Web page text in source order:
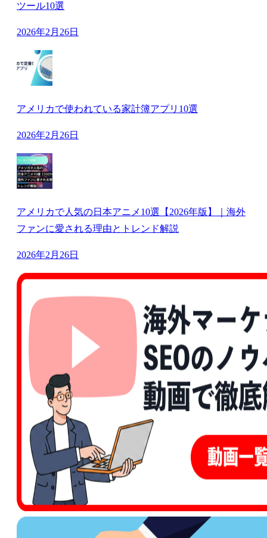
ツール10選
2026年2月26日
アメリカで使われている家計簿アプリ10選
2026年2月26日
アメリカで人気の日本アニメ10選【2026年版】｜海外
ファンに愛される理由とトレンド解説
2026年2月26日